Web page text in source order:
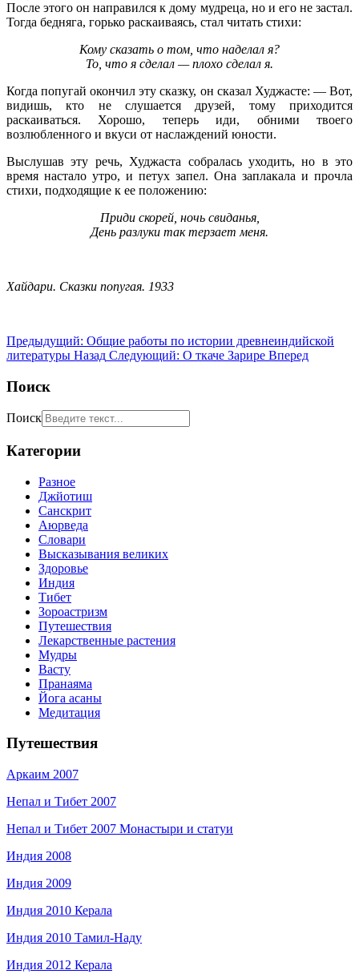
После этого он направился к дому мудреца, но и его не застал.
Тогда бедняга, горько раскаиваясь, стал читать стихи:
Кому сказать о том, что наделал я?
То, что я сделал — плохо сделал я.
Когда попугай окончил эту сказку, он сказал Худжасте: — Вот,
видишь, кто не слушается друзей, тому приходится
раскаиваться. Хорошо, теперь иди, обними твоего
возлюбленного и вкуси от наслаждений юности.
Выслушав эту речь, Худжаста собралась уходить, но в это
время настало утро, и петух запел. Она заплакала и прочла
стихи, подходящие к ее положению:
Приди скорей, ночь свиданья,
День разлуки так терзает меня.
Хайдари. Сказки попугая. 1933
Предыдущий: Общие работы по истории древнеиндийской
литературы Назад Следующий: О ткаче Зарире Вперед
Поиск
Поиск
Категории
Разное
Джйотиш
Санскрит
Аюрведа
Словари
Высказывания великих
Здоровье
Индия
Тибет
Зороастризм
Путешествия
Лекарственные растения
Мудры
Васту
Пранаяма
Йога асаны
Медитация
Путешествия
Аркаим 2007
Непал и Тибет 2007
Непал и Тибет 2007 Монастыри и статуи
Индия 2008
Индия 2009
Индия 2010 Керала
Индия 2010 Тамил-Наду
Индия 2012 Керала